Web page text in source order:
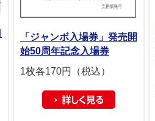
「ジャンボ入場券」発売開
始50周年記念入場券
1枚各170円（税込）